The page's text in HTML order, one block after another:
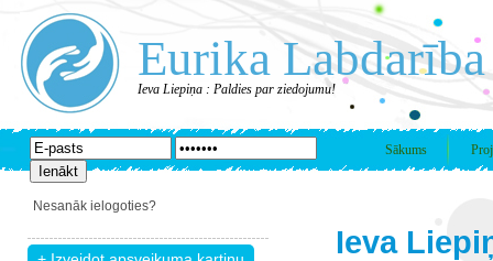
Eurika Labdarība
Ieva Liepiņa : Paldies par ziedojumu!
Sākums
Nesanāk ielogoties?
Ieva